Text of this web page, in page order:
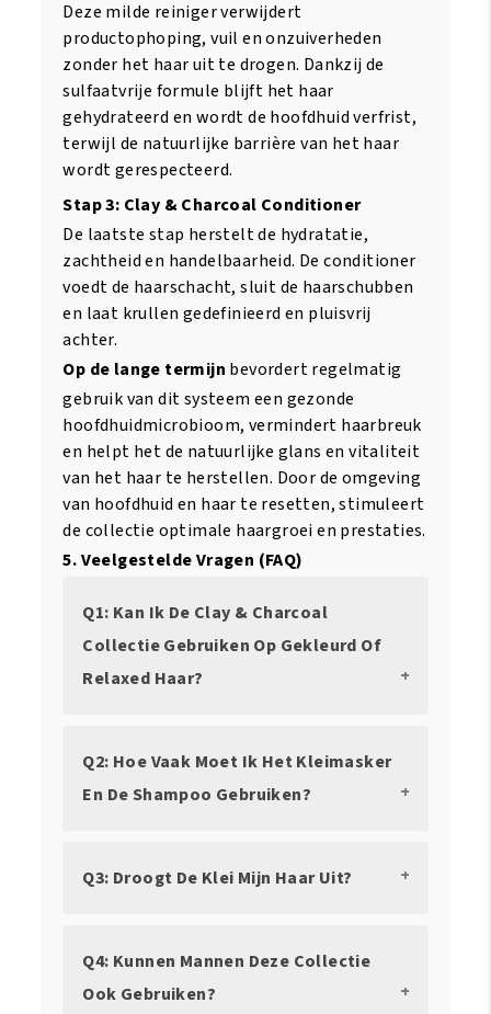
Deze milde reiniger verwijdert
productophoping, vuil en onzuiverheden
zonder het haar uit te drogen. Dankzij de
sulfaatvrije formule blijft het haar
gehydrateerd en wordt de hoofdhuid verfrist,
terwijl de natuurlijke barrière van het haar
wordt gerespecteerd.
Stap 3: Clay & Charcoal Conditioner
De laatste stap herstelt de hydratatie,
zachtheid en handelbaarheid. De conditioner
voedt de haarschacht, sluit de haarschubben
en laat krullen gedefinieerd en pluisvrij
achter.
Op de lange termijn bevordert regelmatig
gebruik van dit systeem een gezonde
hoofdhuidmicrobioom, vermindert haarbreuk
en helpt het de natuurlijke glans en vitaliteit
van het haar te herstellen. Door de omgeving
van hoofdhuid en haar te resetten, stimuleert
de collectie optimale haargroei en prestaties.
5. Veelgestelde Vragen (FAQ)
Q1: Kan Ik De Clay & Charcoal
Collectie Gebruiken Op Gekleurd Of
Relaxed Haar?
Q2: Hoe Vaak Moet Ik Het Kleimasker
En De Shampoo Gebruiken?
Q3: Droogt De Klei Mijn Haar Uit?
Q4: Kunnen Mannen Deze Collectie
Ook Gebruiken?